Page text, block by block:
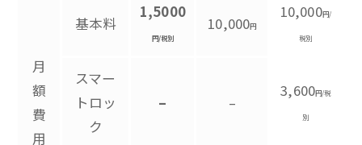
月
額
費
用
基本料
1,5000
円/税別
10,000円
10,000円/
税別
スマー
トロッ
ク
– –
3,600円/税
別